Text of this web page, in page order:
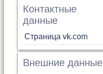
Контактные
данные
Страница vk.com
Внешние данные